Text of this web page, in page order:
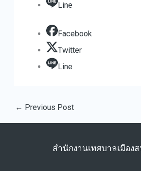
Line
Facebook
Twitter
Line
← Previous Post
สำนักงานเทศบาลเมือง